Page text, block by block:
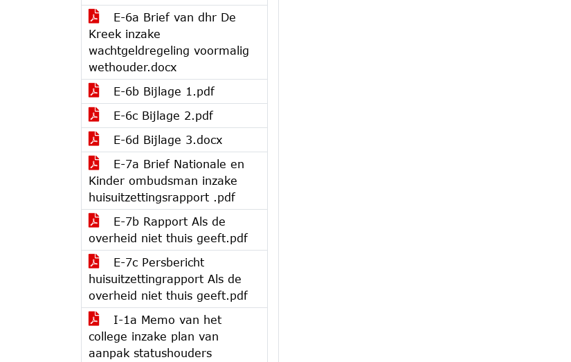
E-6a Brief van dhr De
Kreek inzake
wachtgeldregeling voormalig
wethouder.docx
E-6b Bijlage 1.pdf
E-6c Bijlage 2.pdf
E-6d Bijlage 3.docx
E-7a Brief Nationale en
Kinder ombudsman inzake
huisuitzettingsrapport .pdf
E-7b Rapport Als de
overheid niet thuis geeft.pdf
E-7c Persbericht
huisuitzettingrapport Als de
overheid niet thuis geeft.pdf
I-1a Memo van het
college inzake plan van
aanpak statushouders